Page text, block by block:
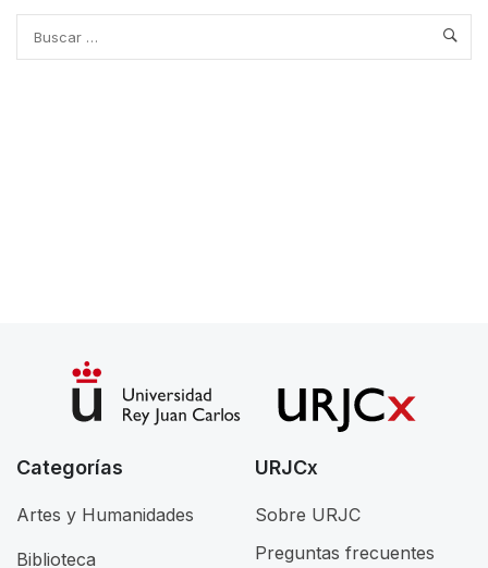
Categorías
Artes y Humanidades
Biblioteca
URJCx
Sobre URJC
Preguntas frecuentes